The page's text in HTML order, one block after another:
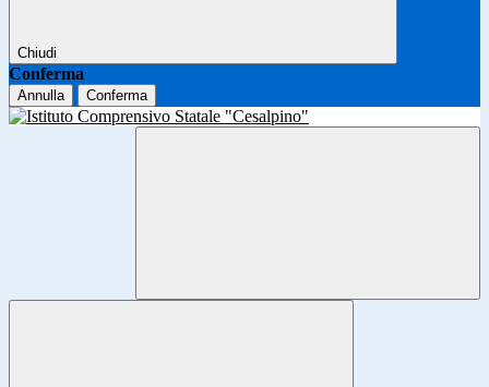
Chiudi
Conferma
Annulla Conferma